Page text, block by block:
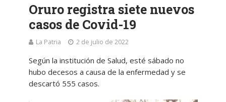
Oruro registra siete nuevos
casos de Covid-19
La Patria 2 de julio de 2022
Según la institución de Salud, esté sábado no
hubo decesos a causa de la enfermedad y se
descartó 555 casos.